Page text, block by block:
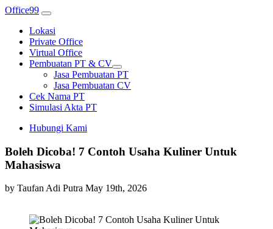
Office99
Lokasi
Private Office
Virtual Office
Pembuatan PT & CV
Jasa Pembuatan PT
Jasa Pembuatan CV
Cek Nama PT
Simulasi Akta PT
Hubungi Kami
Boleh Dicoba! 7 Contoh Usaha Kuliner Untuk
Mahasiswa
by Taufan Adi Putra May 19th, 2026